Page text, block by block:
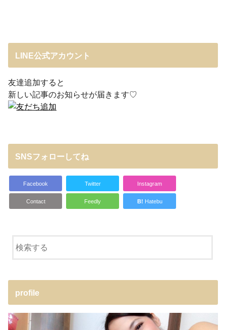
LINE公式アカウント
友達追加すると
新しい記事のお知らせが届きます♡
SNSフォローしてね
Facebook Twitter Instagram
Contact Feedly B! Hatebu
profile